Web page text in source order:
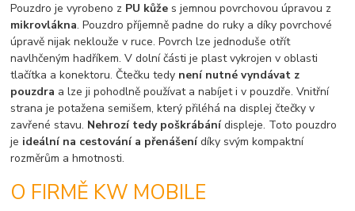
Pouzdro je vyrobeno z PU kůže s jemnou povrchovou úpravou z
mikrovlákna. Pouzdro příjemně padne do ruky a díky povrchové
úpravě nijak neklouže v ruce. Povrch lze jednoduše otřít
navlhčeným hadříkem. V dolní části je plast vykrojen v oblasti
tlačítka a konektoru. Čtečku tedy není nutné vyndávat z
pouzdra a lze ji pohodlně používat a nabíjet i v pouzdře. Vnitřní
strana je potažena semišem, který přiléhá na displej čtečky v
zavřené stavu. Nehrozí tedy poškrábánídispleje. Toto pouzdro
je ideální na cestování a přenášenídíky svým kompaktní
rozměrům a hmotnosti.
O FIRMĚ KW MOBILE